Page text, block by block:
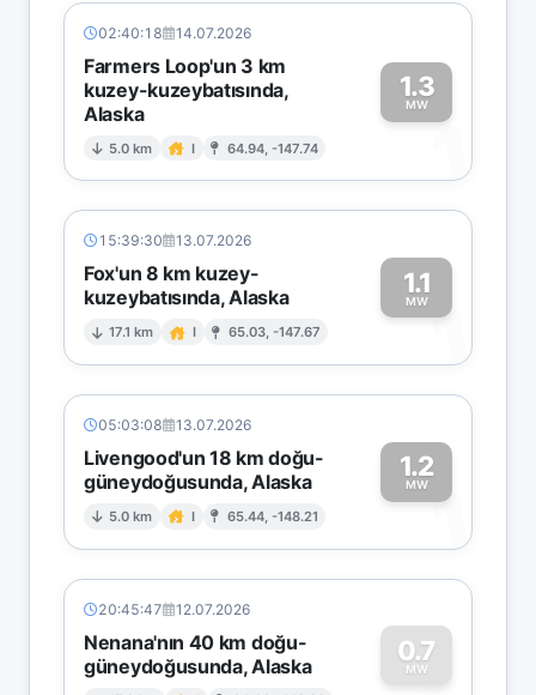
02:40:18 14.07.2026
Farmers Loop'un 3 km
kuzey-kuzeybatısında,
Alaska
5.0 km I 64.94, -147.74
1.3
MW
1
15:39:30 13.07.2026
Fox'un 8 km kuzey-
kuzeybatısında, Alaska
17.1 km I 65.03, -147.67
1.1
MW1
05:03:08 13.07.2026
Livengood'un 18 km doğu-
güneydoğusunda, Alaska
5.0 km I 65.44, -148.21
1.2
MW1
20:45:47 12.07.2026
Nenana'nın 40 km doğu-
güneydoğusunda, Alaska
0.7
MW